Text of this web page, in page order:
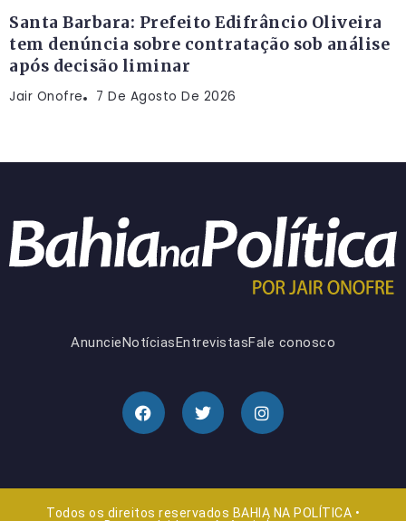
Santa Barbara: Prefeito Edifrâncio Oliveira
tem denúncia sobre contratação sob análise
após decisão liminar
Jair Onofre 7 De Agosto De 2026
AnuncieNotíciasEntrevistasFale conosco
Todos os direitos reservados BAHIA NA POLÍTICA •